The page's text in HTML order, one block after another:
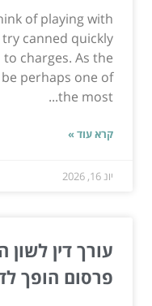
of playing with
canned quickly
charges. As the
perhaps one of
the most...
קרא עוד »
יונ 16, 2026
עורך דין
פרסום הופך